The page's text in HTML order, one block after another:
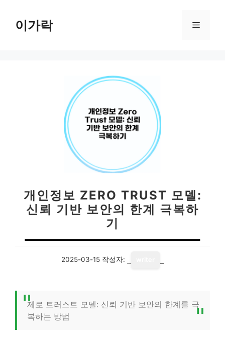
이가락 메
개인정보 ZERO TRUST 모델:
신뢰 기반 보안의 한계 극복하
기
2025-03-15 작성자:
제로 트러스트 모델: 신뢰 기반 보안의 한계를 극
복하는 방법